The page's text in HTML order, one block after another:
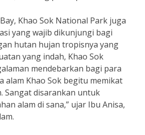
Khao Sok National Park juga
yang wajib dikunjungi bagi
hutan hujan tropisnya yang
yang indah, Khao Sok
mendebarkan bagi para
alam Khao Sok begitu memikat
Sangat disarankan untuk
alam di sana,” ujar Ibu Anisa,